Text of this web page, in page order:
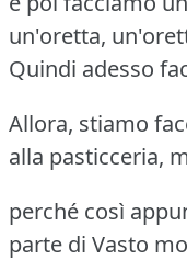
un'oretta,
Quindi adesso
Allora, stiamo
alla pasticceria,
perché così
parte di Vasto